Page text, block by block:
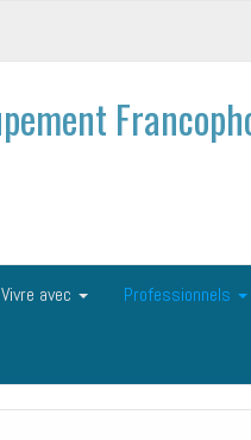
Vivre avec Professionnels